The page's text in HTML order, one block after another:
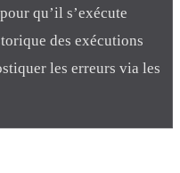
qu’il s’exécute
des exécutions
les erreurs via les